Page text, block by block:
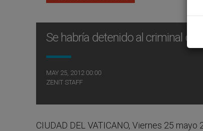
Se habría detenido al criminal
MAY 25, 2012 00:00
ZENIT STAFF
CIUDAD DEL VATICANO, Viernes 25 mayo